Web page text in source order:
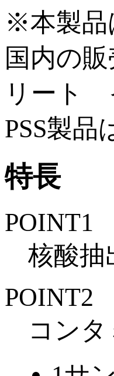
※本製品
国内の
リート
PSS製品
特長
POINT1
核酸抽
POINT2
コン